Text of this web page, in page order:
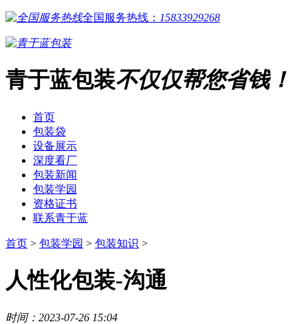
全国服务热线： 15833929268
青于蓝包装不仅仅帮您省钱！
首页
包装袋
设备展示
深度看厂
包装新闻
包装学园
资格证书
联系青于蓝
首页 > 包装学园 > 包装知识 >
人性化包装-沟通
时间：2023-07-26 15:04